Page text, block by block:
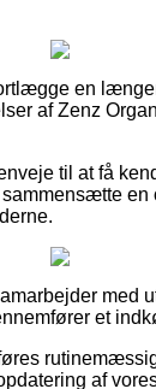
en
af Zenz
til at få
med
et
af